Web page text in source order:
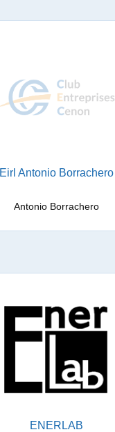
Eirl Antonio Borrachero
Antonio Borrachero
ENERLAB